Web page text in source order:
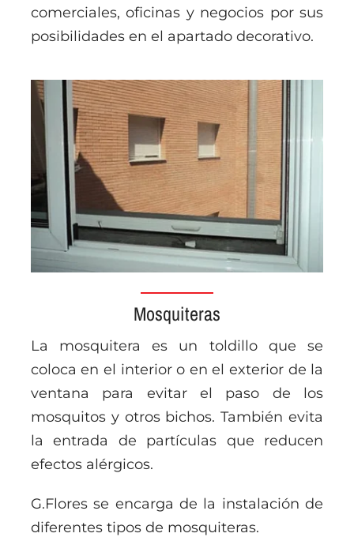
comerciales, oficinas y negocios por sus
posibilidades en el apartado decorativo.
Mosquiteras
La mosquitera es un toldillo que se
coloca en el interior o en el exterior de la
ventana para evitar el paso de los
mosquitos y otros bichos. También evita
la entrada de partículas que reducen
efectos alérgicos.
G.Flores se encarga de la instalación de
diferentes tipos de mosquiteras.